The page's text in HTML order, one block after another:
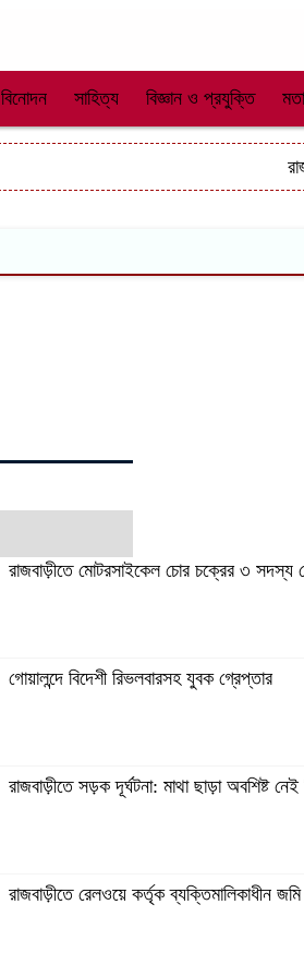
বিনোদন সাহিত্য বিজ্ঞান ও প্রযুক্তি
রাজবাড়ীতে মোটরসাইকেল চোর চক্রের ৩ সদস্য
গোয়ালন্দে বিদেশী রিভলবারসহ যুবক গ্রেপ্তার
রাজবাড়ীতে সড়ক দূর্ঘটনা: মাথা ছাড়া অবশিষ্ট
রাজবাড়ীতে রেলওয়ে কর্তৃক ব্যক্তিমালিকাধীন